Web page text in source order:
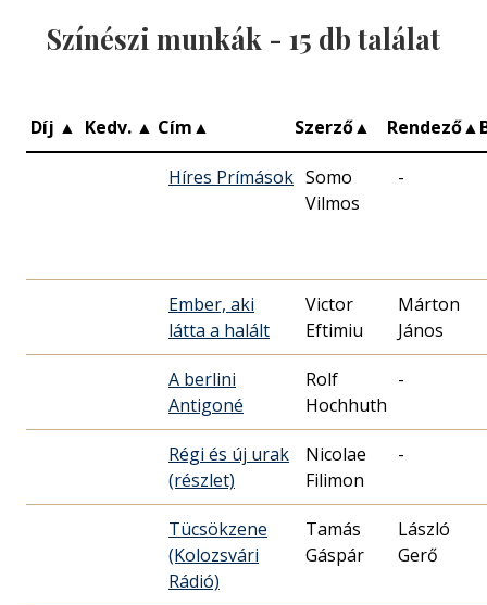
Színészi munkák - 15 db találat
Díj ▲ Kedv. ▲ Cím▲ Szerző▲ Rendező▲
Híres Prímások Somo
Vilmos
-
Ember, aki
látta a halált
Victor
Eftimiu
Márton
János
A berlini
Antigoné
Rolf
Hochhuth
-
Régi és új urak
(részlet)
Nicolae
Filimon
-
Tücsökzene
(Kolozsvári
Rádió)
Tamás
Gáspár
László
Gerő